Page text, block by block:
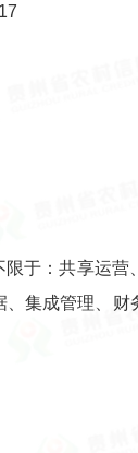
于：共享运营
集成管理、财